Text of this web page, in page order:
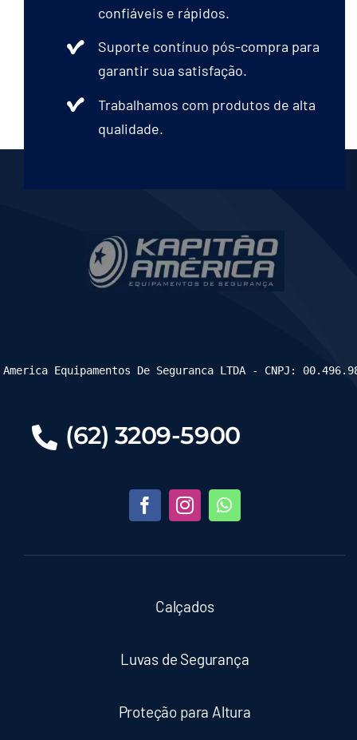
confiáveis e rápidos.
Suporte contínuo pós-compra para
garantir sua satisfação.
Trabalhamos com produtos de alta
qualidade.
(62) 3209-5900
Calçados
Luvas de Segurança
Proteção para Altura
Equipamentos De Seguranca LTDA - CNPJ: